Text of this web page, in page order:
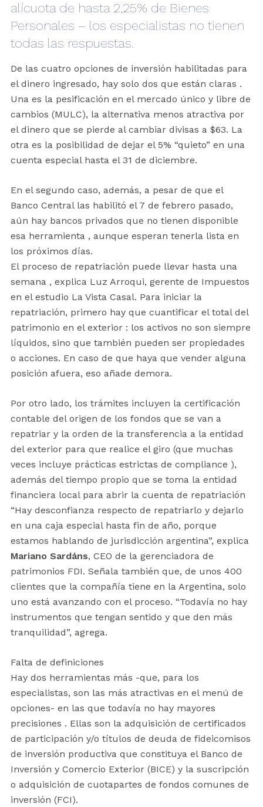
alícuota de hasta 2,25% de Bienes
Personales – los especialistas no tienen
todas las respuestas.
De las cuatro opciones de inversión habilitadas para
el dinero ingresado, hay solo dos que están claras .
Una es la pesificación en el mercado único y libre de
cambios (MULC), la alternativa menos atractiva por
el dinero que se pierde al cambiar divisas a $63. La
otra es la posibilidad de dejar el 5% “quieto” en una
cuenta especial hasta el 31 de diciembre.
En el segundo caso, además, a pesar de que el
Banco Central las habilitó el 7 de febrero pasado,
aún hay bancos privados que no tienen disponible
esa herramienta , aunque esperan tenerla lista en
los próximos días.
El proceso de repatriación puede llevar hasta una
semana , explica Luz Arroqui, gerente de Impuestos
en el estudio La Vista Casal. Para iniciar la
repatriación, primero hay que cuantificar el total del
patrimonio en el exterior : los activos no son siempre
líquidos, sino que también pueden ser propiedades
o acciones. En caso de que haya que vender alguna
posición afuera, eso añade demora.
Por otro lado, los trámites incluyen la certificación
contable del origen de los fondos que se van a
repatriar y la orden de la transferencia a la entidad
del exterior para que realice el giro (que muchas
veces incluye prácticas estrictas de compliance ),
además del tiempo propio que se toma la entidad
financiera local para abrir la cuenta de repatriación
“Hay desconfianza respecto de repatriarlo y dejarlo
en una caja especial hasta fin de año, porque
estamos hablando de jurisdicción argentina”, explica
Mariano Sardáns, CEO de la gerenciadora de
patrimonios FDI. Señala también que, de unos 400
clientes que la compañía tiene en la Argentina, solo
uno está avanzando con el proceso. “Todavía no hay
instrumentos que tengan sentido y que den más
tranquilidad”, agrega.
Falta de definiciones
Hay dos herramientas más -que, para los
especialistas, son las más atractivas en el menú de
opciones- en las que todavía no hay mayores
precisiones . Ellas son la adquisición de certificados
de participación y/o títulos de deuda de fideicomisos
de inversión productiva que constituya el Banco de
Inversión y Comercio Exterior (BICE) y la suscripción
o adquisición de cuotapartes de fondos comunes de
inversión (FCI).